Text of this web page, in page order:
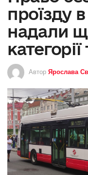
проїзду
надали
Автор Ярослава